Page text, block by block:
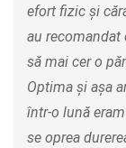
efort fizic și
au recomandat
să mai cer o
Optima și așa
într-o lună
se oprea